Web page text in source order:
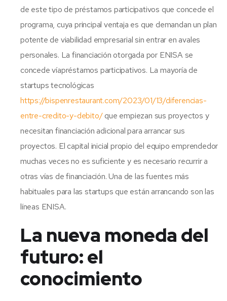
de este tipo de préstamos participativos que concede el
programa, cuya principal ventaja es que demandan un plan
potente de viabilidad empresarial sin entrar en avales
personales. La financiación otorgada por ENISA se
concede víapréstamos participativos. La mayoría de
startups tecnológicas
https://bispenrestaurant.com/2023/01/13/diferencias-
entre-credito-y-debito/que empiezan sus proyectos y
necesitan financiación adicional para arrancar sus
proyectos. El capital inicial propio del equipo emprendedor
muchas veces no es suficiente y es necesario recurrir a
otras vías de financiación. Una de las fuentes más
habituales para las startups que están arrancando son las
líneas ENISA.
La nueva moneda del
futuro: el
conocimiento